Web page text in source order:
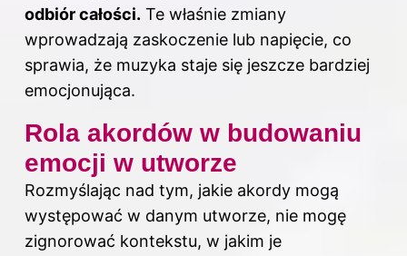
odbiór całości. Te właśnie zmiany
wprowadzają zaskoczenie lub napięcie, co
sprawia, że muzyka staje się jeszcze bardziej
emocjonująca.
Rola akordów w budowaniu
emocji w utworze
Rozmyślając nad tym, jakie akordy mogą
występować w danym utworze, nie mogę
zignorować kontekstu, w jakim je